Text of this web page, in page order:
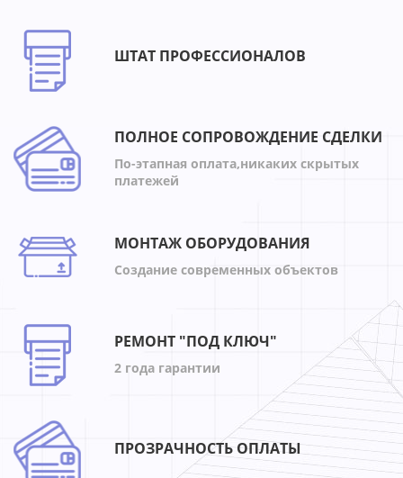
ШТАТ ПРОФЕССИОНАЛОВ
ПОЛНОЕ СОПРОВОЖДЕНИЕ СДЕЛКИ
По-этапная оплата,никаких скрытых
платежей
МОНТАЖ ОБОРУДОВАНИЯ
Создание современных объектов
РЕМОНТ "ПОД КЛЮЧ"
2 года гарантии
ПРОЗРАЧНОСТЬ ОПЛАТЫ